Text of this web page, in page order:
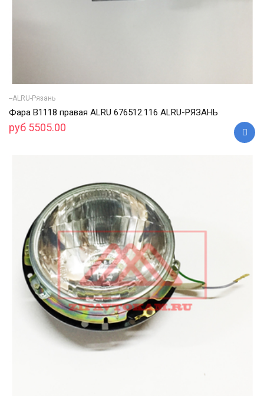
--ALRU-Рязань
Фара В1118 правая ALRU 676512.116 ALRU-РЯЗАНЬ
руб 5505.00